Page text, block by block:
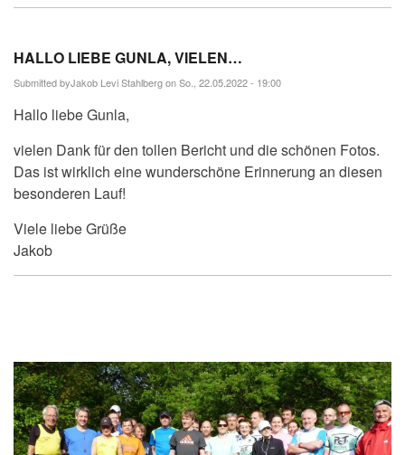
HALLO LIEBE GUNLA, VIELEN…
Submitted byJakob Levi Stahlbergon So., 22.05.2022 - 19:00
Hallo liebe Gunla,
vielen Dank für den tollen Bericht und die schönen Fotos.
Das ist wirklich eine wunderschöne Erinnerung an diesen
besonderen Lauf!
Viele liebe Grüße
Jakob